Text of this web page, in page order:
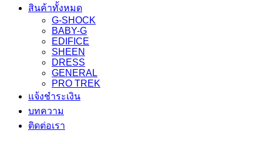
สินค้าทั้งหมด
G-SHOCK
BABY-G
EDIFICE
SHEEN
DRESS
GENERAL
PRO TREK
แจ้งชำระเงิน
บทความ
ติดต่อเรา